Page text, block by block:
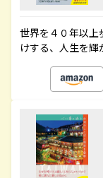
世界を４０年以上
けする、人生を